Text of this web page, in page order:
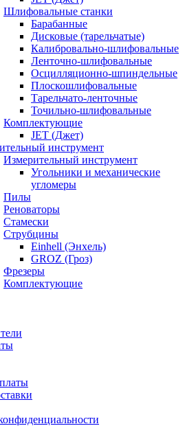
Шлифовальные станки
Барабанные
Дисковые (тарельчатые)
Калибровально-шлифовальные
Ленточно-шлифовальные
Осцилляционно-шпиндельные
Плоскошлифовальные
Тарельчато-ленточные
Точильно-шлифовальные
Комплектующие
JET (Джет)
инструмент
Измерительный инструмент
Угольники и механические
угломеры
Пилы
Реноваторы
Стамески
Струбцины
Einhell (Энхель)
GROZ (Гроз)
Фрезеры
Комплектующие